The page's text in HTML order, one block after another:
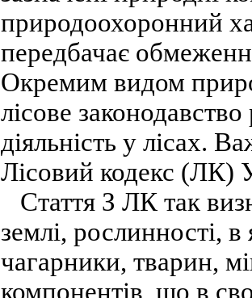
природоохоронний
передбачає
Окремим видом
лісове
діяльність у лісах.
Лісовий кодекс (ЛК)
Стаття З ЛК так
землі, рослинності,
чагарники, тварин,
компонентів, що в